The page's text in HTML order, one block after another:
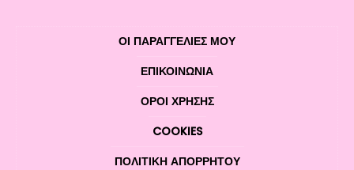
ΟΙ ΠΑΡΑΓΓΕΛΙΕΣ ΜΟΥ
ΕΠΙΚΟΙΝΩΝΊΑ
ΌΡΟΙ ΧΡΉΣΗΣ
COOKIES
ΠΟΛΙΤΙΚΉ ΑΠΟΡΡΉΤΟΥ